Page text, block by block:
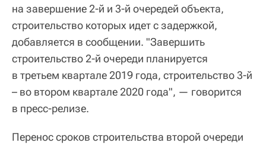
на завершение 2-й и 3-й очередей объекта,
строительство которых идет с задержкой,
добавляется в сообщении. "Завершить
строительство 2-й очереди планируется
в третьем квартале 2019 года, строительство 3-й
– во втором квартале 2020 года", — говорится
в пресс-релизе.
Перенос сроков строительства второй очереди